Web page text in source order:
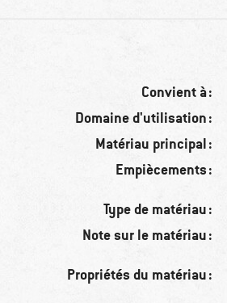
Convient à :
Domaine d'utilisation :
Matériau principal :
Empiècements :
Type de matériau :
Note sur le matériau :
Propriétés du matériau :